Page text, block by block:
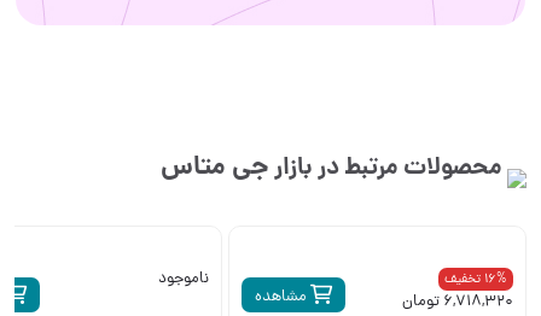
محصولات مرتبط در بازارجی متاس
مشاهده
16% تخفیف
6,718,320 تومان
ناموجود